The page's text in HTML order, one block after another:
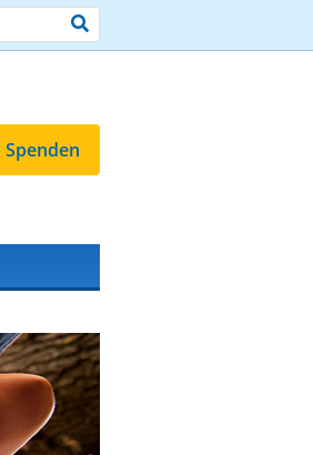
Spenden